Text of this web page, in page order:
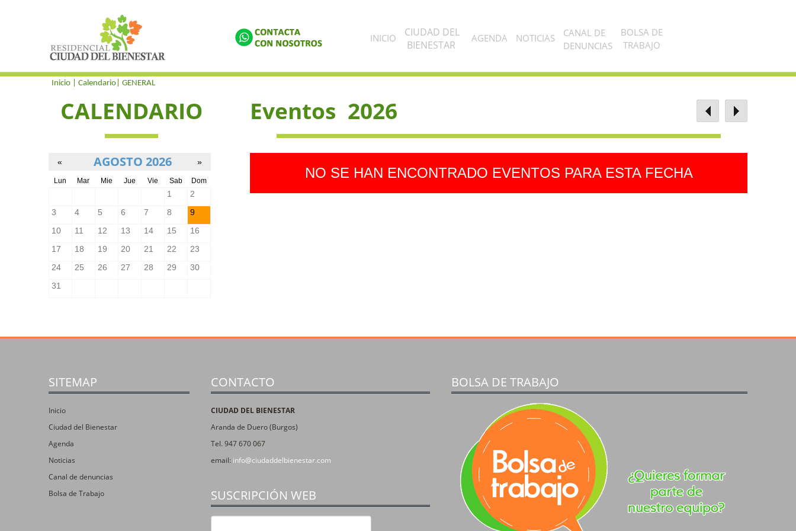
INICIO
CIUDAD DEL
BIENESTAR
AGENDA NOTICIAS
CANAL DE
DENUNCIAS
BOLSA DE
TRABAJO
Inicio | Calendario| GENERAL
CALENDARIO Eventos 2026
NO SE HAN ENCONTRADO EVENTOS PARA ESTA FECHA
SITEMAP
Inicio
Ciudad del Bienestar
Agenda
Noticias
Canal de denuncias
Bolsa de Trabajo
CONTACTO
CIUDAD DEL BIENESTAR
Aranda de Duero (Burgos)
Tel. 947 670 067
email: info@ciudaddelbienestar.com
SUSCRIPCIÓN WEB
BOLSA DE TRABAJO